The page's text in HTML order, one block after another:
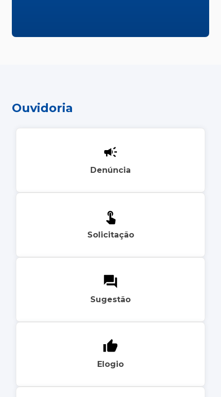
Ouvidoria
Denúncia
Solicitação
Sugestão
Elogio